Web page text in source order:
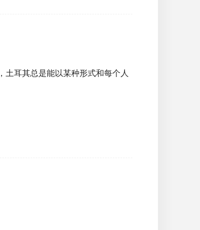
耳其总是能以某种形式和每个人